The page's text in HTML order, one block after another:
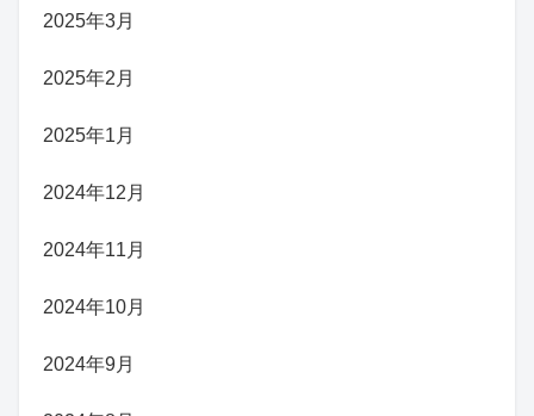
2025年3月
2025年2月
2025年1月
2024年12月
2024年11月
2024年10月
2024年9月